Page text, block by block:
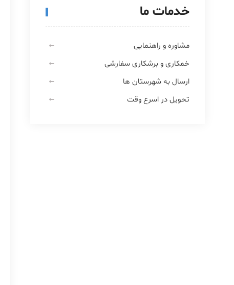
خدمات ما
مشاوره و راهنمایی
خمکاری و برشکاری سفارشی
ارسال به شهرستان ها
تحویل در اسرع وقت